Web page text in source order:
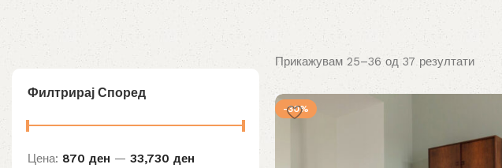
Филтрирај Според
Цена: 870 ден — 33,730 ден
Прикажувам 25–36 од 37 резултати
-30%